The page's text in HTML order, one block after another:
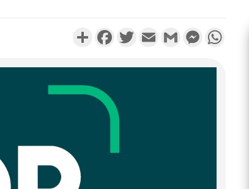
PartagerFacebookTwitterEmail Gmail Messenger
Côte d'Ivoire : Man, deux
personnes périssent dans un